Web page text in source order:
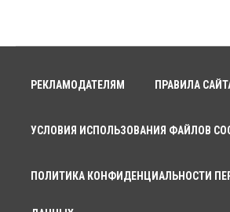
06 Августа 2026, 09:00
Застройщики
От регоператора Новосибирска
погасить долги на два миллиарда
РЕКЛАМОДАТЕЛЯМ ПРАВИЛА
УСЛОВИЯ ИСПОЛЬЗОВАНИЯ ФАЙЛОВ
ПОЛИТИКА КОНФИДЕНЦИАЛЬНОСТИ